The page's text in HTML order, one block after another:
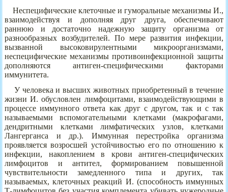
Неспецифические клеточные и гуморальные механизмы И.,
взаимодействуя и дополняя друг друга, обеспечивают
раннюю и достаточно надежную защиту организма от
разнообразных возбудителей. По мере развития инфекции,
вызванной высоковирулентными микроорганизмами,
неспецифические механизмы противоинфекционной защиты
дополняются антиген-специфическими факторами
иммунитета.
У человека и высших животных приобретенный в течение
жизни И. обусловлен лимфоцитами, взаимодействующими в
процессе иммунного ответа как друг с другом, так и с так
называемыми вспомогательными клетками (макрофагами,
дендритными клетками лимфатических узлов, клетками
Лангерганса и др.). Иммунная перестройка организма
проявляется возросшей устойчивостью его по отношению к
инфекции, накоплением в крови антиген-специфических
лимфоцитов и антител, формированием повышенной
чувствительности замедленного типа и других, так
называемых, клеточных реакций И. (способность иммунных